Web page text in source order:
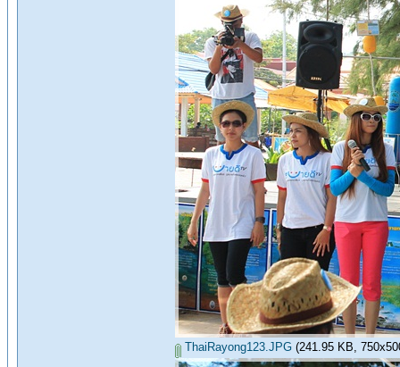
ThaiRayong123.JPG (241.95 KB,